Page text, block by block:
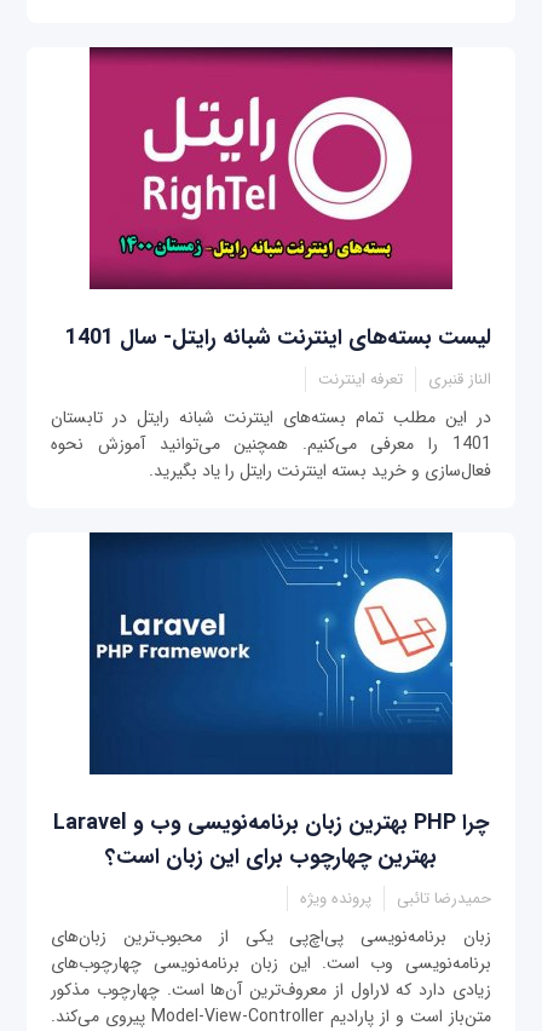
لیست بسته‌های اینترنت شبانه رایتل- سال 1401
الناز قنبری تعرفه اینترنت
در این مطلب تمام بسته‌های اینترنت شبانه رایتل در تابستان
1401 را معرفی می‌کنیم. همچنین می‌توانید آموزش نحوه
فعال‌سازی و خرید بسته اینترنت رایتل را یاد بگیرید.
‌چرا PHP بهترین زبان برنامه‌نویسی وب و Laravel
بهترین چهارچوب برای این زبان است؟
حمیدرضا تائبی پرونده ویژه
زبان برنامه‌نویسی پی‌اچ‌پی یکی از محبوب‌ترین زبان‌های
برنامه‌نویسی وب است. این زبان برنامه‌نویسی چهارچوب‌های
زیادی دارد که لاراول از معروف‌ترین آن‌ها است. چهارچوب مذکور
متن‌باز است و از پارادیم Model-View-Controller پیروی می‌کند.